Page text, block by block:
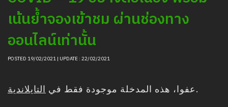
เน้นย้ำจองเข้าชม ผ่านช่องทาง
ออนไลน์เท่านั้น
POSTED 19/02/2021 | UPDATE : 22/02/2021
عفوا، هذه المدخلة موجودة فقط في التايلاندية .